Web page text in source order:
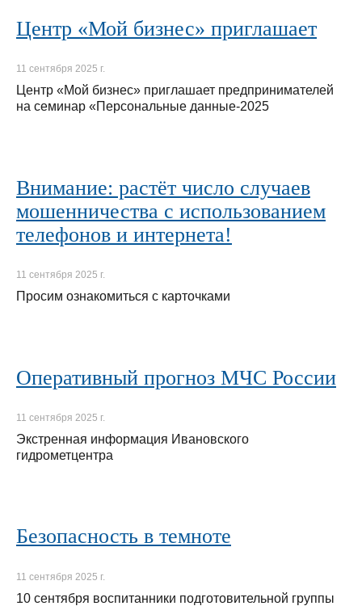
Центр «Мой бизнес» приглашает
11 сентября 2025 г.
Центр «Мой бизнес» приглашает предпринимателей
на семинар «Персональные данные-2025
Внимание: растёт число случаев
мошенничества с использованием
телефонов и интернета!
11 сентября 2025 г.
Просим ознакомиться с карточками
Оперативный прогноз МЧС России
11 сентября 2025 г.
Экстренная информация Ивановского
гидрометцентра
Безопасность в темноте
11 сентября 2025 г.
10 сентября воспитанники подготовительной группы